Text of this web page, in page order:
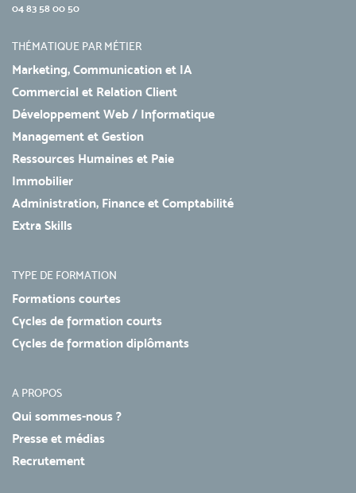
04 83 58 00 50
THÉMATIQUE PAR MÉTIER
Marketing, Communication et IA
Commercial et Relation Client
Développement Web / Informatique
Management et Gestion
Ressources Humaines et Paie
Immobilier
Administration, Finance et Comptabilité
Extra Skills
TYPE DE FORMATION
Formations courtes
Cycles de formation courts
Cycles de formation diplômants
A PROPOS
Qui sommes-nous ?
Presse et médias
Recrutement